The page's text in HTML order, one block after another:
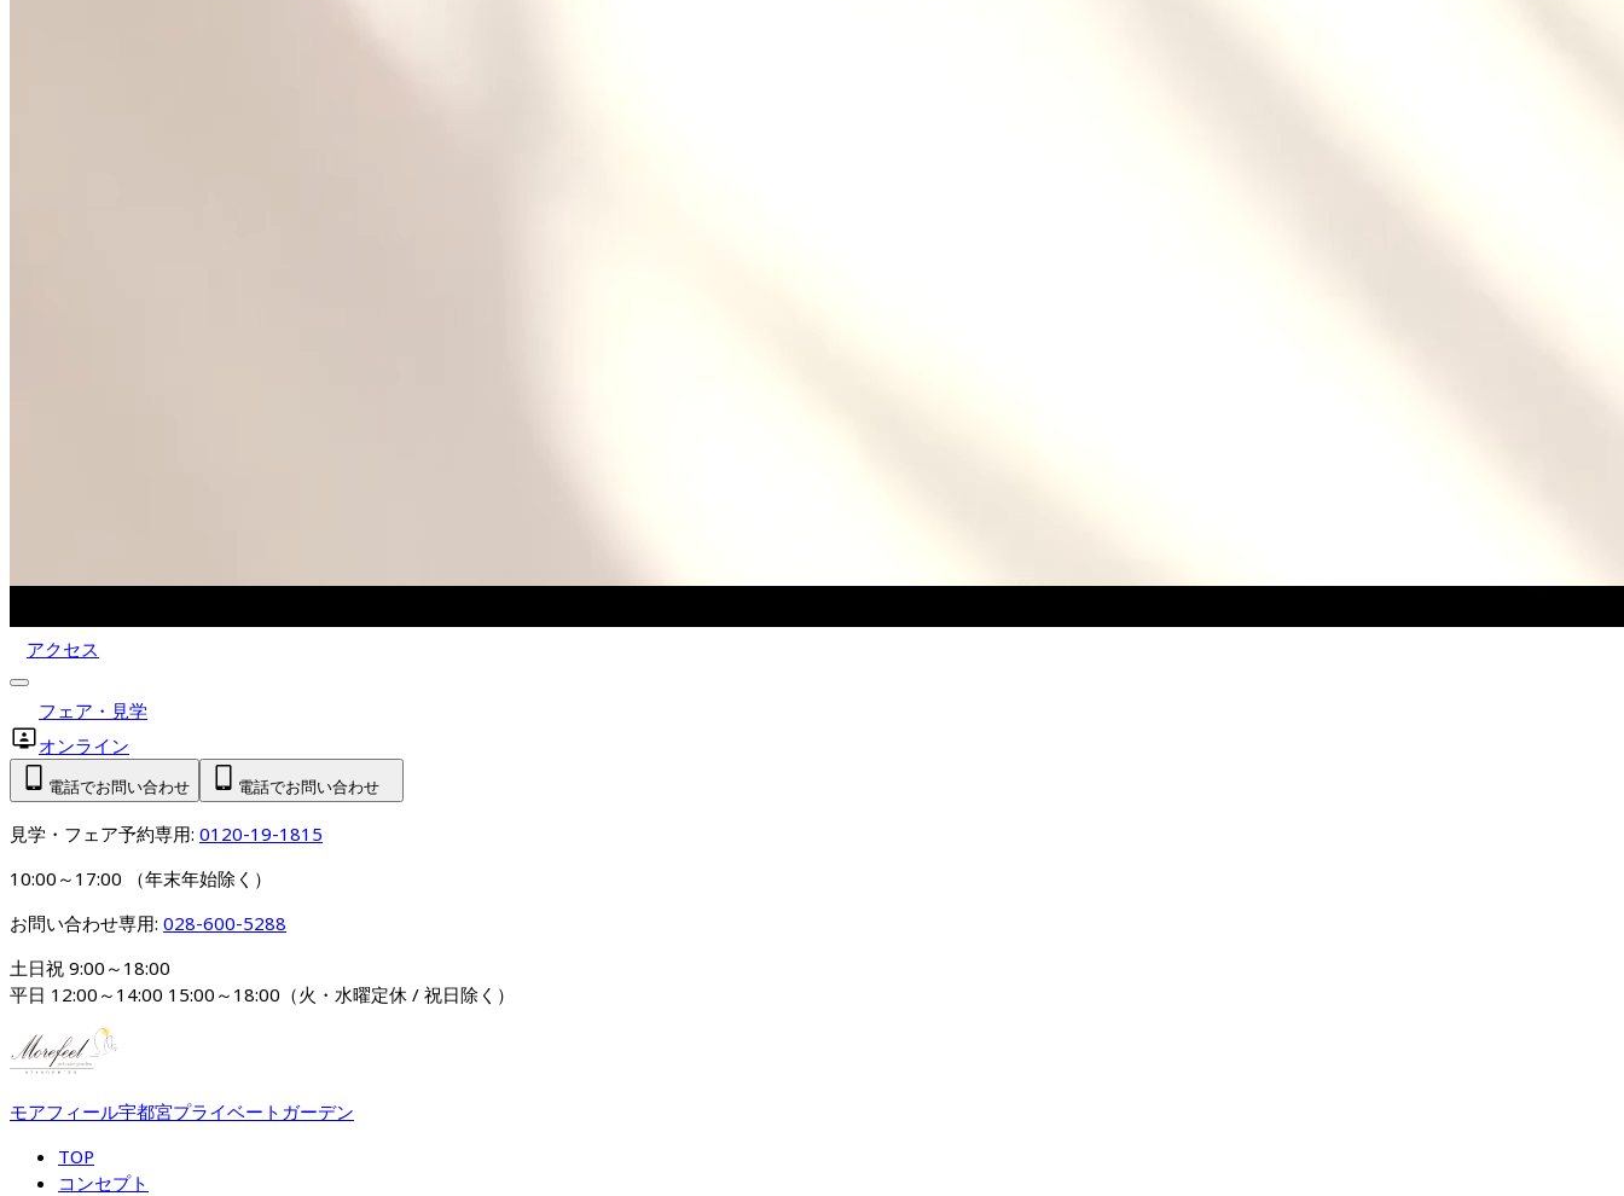
アクセス
フェア・見学
オンライン
電話でお問い合わせ 電話でお問い合わせ
見学・フェア予約専用: 0120-19-1815
10:00～17:00 （年末年始除く）
お問い合わせ専用: 028-600-5288
土日祝 9:00～18:00
平日 12:00～14:00 15:00～18:00（火・水曜定休 / 祝日除く）
モアフィール宇都宮プライベートガーデン
TOP
コンセプト